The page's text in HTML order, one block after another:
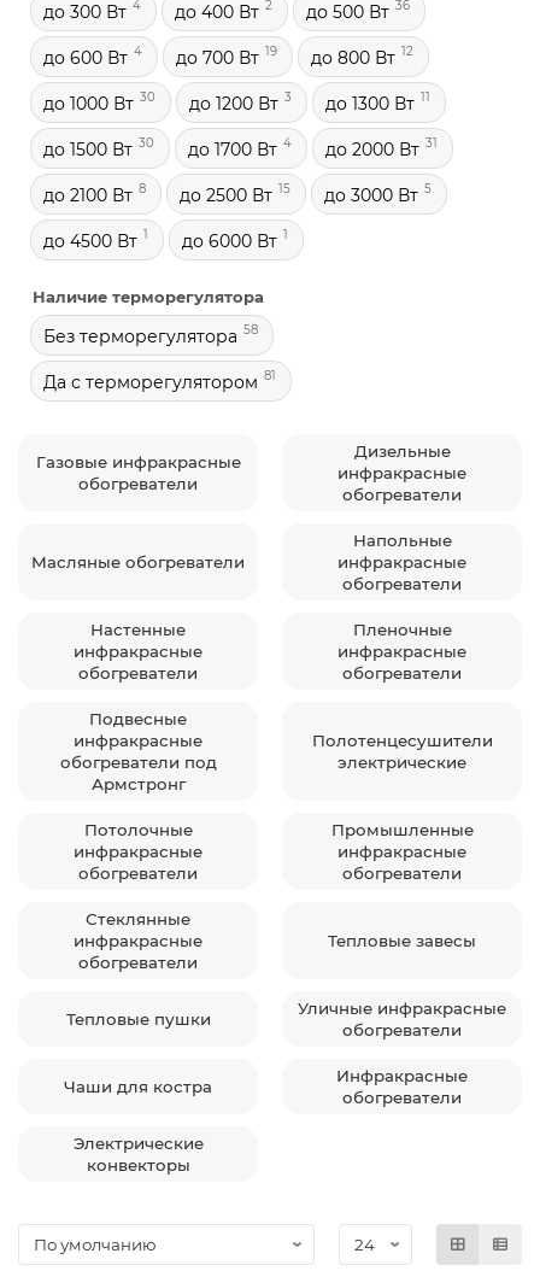
до 300 Вт 4 до 400 Вт 2 до 500 Вт 36
до 600 Вт 4 до 700 Вт 19 до 800 Вт 12
до 1000 Вт 30 до 1200 Вт 3 до 1300 Вт 11
до 1500 Вт 30 до 1700 Вт 4 до 2000 Вт 31
до 2100 Вт 8 до 2500 Вт 15 до 3000 Вт 5
до 4500 Вт 1 до 6000 Вт 1
Наличие терморегулятора
Без терморегулятора 58
Да с терморегулятором 81
Газовые инфракрасные
обогреватели
Дизельные
инфракрасные
обогреватели
Масляные обогреватели
Напольные
инфракрасные
обогреватели
Настенные
инфракрасные
обогреватели
Пленочные
инфракрасные
обогреватели
Подвесные
инфракрасные
обогреватели под
Армстронг
Полотенцесушители
электрические
Потолочные
инфракрасные
обогреватели
Промышленные
инфракрасные
обогреватели
Стеклянные
инфракрасные
обогреватели
Тепловые завесы
Тепловые пушки
Уличные инфракрасные
обогреватели
Чаши для костра
Инфракрасные
обогреватели
Электрические
конвекторы